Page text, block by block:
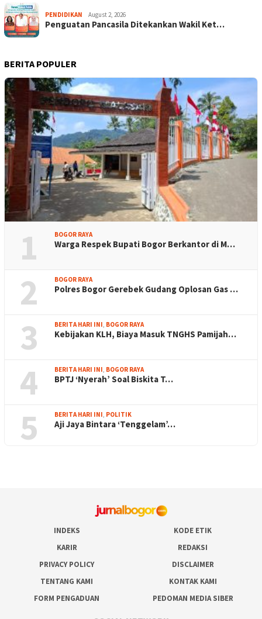
PENDIDIKAN August 2, 2026
Penguatan Pancasila Ditekankan Wakil Ket…
BERITA POPULER
1 BOGOR RAYA
Warga Respek Bupati Bogor Berkantor di M…
2 BOGOR RAYA
Polres Bogor Gerebek Gudang Oplosan Gas …
3 BERITA HARI INI, BOGOR RAYA
Kebijakan KLH, Biaya Masuk TNGHS Pamijah…
4 BERITA HARI INI, BOGOR RAYA
BPTJ ‘Nyerah’ Soal Biskita T…
5 BERITA HARI INI, POLITIK
Aji Jaya Bintara ‘Tenggelam’…
INDEKS
KODE ETIK
KARIR
REDAKSI
PRIVACY POLICY
DISCLAIMER
TENTANG KAMI
KONTAK KAMI
FORM PENGADUAN
PEDOMAN MEDIA SIBER